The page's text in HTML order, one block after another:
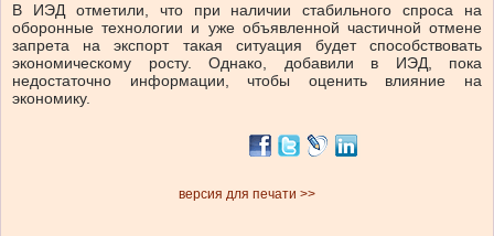
В ИЭД отметили, что при наличии стабильного спроса на
оборонные технологии и уже объявленной частичной отмене
запрета на экспорт такая ситуация будет способствовать
экономическому росту. Однако, добавили в ИЭД, пока
недостаточно информации, чтобы оценить влияние на
экономику.
версия для печати >>